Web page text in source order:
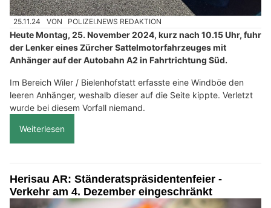
25.11.24 VON POLIZEI.NEWS REDAKTION
Heute Montag, 25. November 2024, kurz nach 10.15 Uhr, fuhr
der Lenker eines Zürcher Sattelmotorfahrzeuges mit
Anhänger auf der Autobahn A2 in Fahrtrichtung Süd.
Im Bereich Wiler / Bielenhofstatt erfasste eine Windböe den
leeren Anhänger, weshalb dieser auf die Seite kippte. Verletzt
wurde bei diesem Vorfall niemand.
Weiterlesen
Herisau AR: Ständeratspräsidentenfeier -
Verkehr am 4. Dezember eingeschränkt